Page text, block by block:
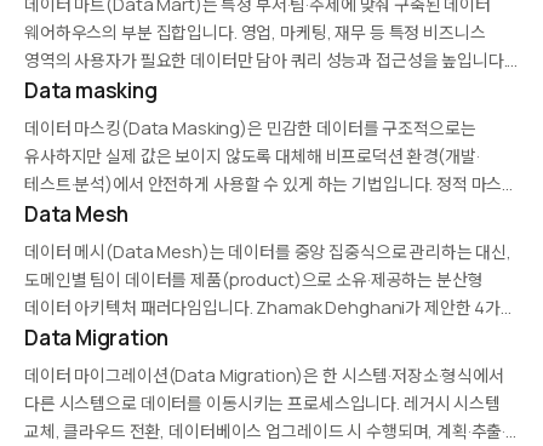
웨어하우스의 부분 집합입니다. 영업, 마케팅, 재무 등 특정 비즈니스
영역의 사용자가 필요한 데이터만 담아 쿼리 성능과 접근성을 높입니다.
독립형 데이터 마트와 종속형 데이터 마트(웨어하우스에서 파생) 두 가지
유형이 있으며, 비용과 구축 시간이…
Data masking
데이터 마스킹(Data Masking)은 민감한 데이터를 구조적으로는
유사하지만 실제 값은 보이지 않도록 대체해 비프로덕션 환경(개발·
테스트·분석)에서 안전하게 사용할 수 있게 하는 기법입니다. 정적 마스킹
(복제 시점), 동적 마스킹(쿼리 시점), 온더플라이 마스킹이 있으며,
주민번호·카드번호·이메일 같은 PII 처리에 널리 쓰입니다.
Data Mesh
데이터 메시(Data Mesh)는 데이터를 중앙 집중식으로 관리하는 대신,
도메인별 팀이 데이터를 제품(product)으로 소유·제공하는 분산형
데이터 아키텍처 패러다임입니다. Zhamak Dehghani가 제안한 4가지
원칙(도메인 소유, 데이터 as 제품, 셀프서비스 플랫폼, 연합 거버넌스)
을 따르며, 대규모 조직의 데이터 확장성과 민첩성 문제를 해결합니다.
Data Migration
데이터 마이그레이션(Data Migration)은 한 시스템·저장소·형식에서
다른 시스템으로 데이터를 이동시키는 프로세스입니다. 레거시 시스템
교체, 클라우드 전환, 데이터베이스 업그레이드 시 수행되며, 계획·추출·